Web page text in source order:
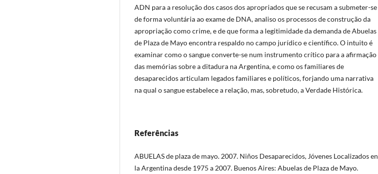
ADN para a resolução dos casos dos apropriados que se recusam a submeter-se
de forma voluntária ao exame de DNA, analiso os processos de construção da
apropriação como crime, e de que forma a legitimidade da demanda de Abuelas
de Plaza de Mayo encontra respaldo no campo jurídico e científico. O intuito é
examinar como o sangue converte-se num instrumento crítico para a afirmação
das memórias sobre a ditadura na Argentina, e como os familiares de
desaparecidos articulam legados familiares e políticos, forjando uma narrativa
na qual o sangue estabelece a relação, mas, sobretudo, a Verdade Histórica.
Referências
ABUELAS de plaza de mayo. 2007. Niños Desaparecidos, Jóvenes Localizados en
la Argentina desde 1975 a 2007. Buenos Aires: Abuelas de Plaza de Mayo.